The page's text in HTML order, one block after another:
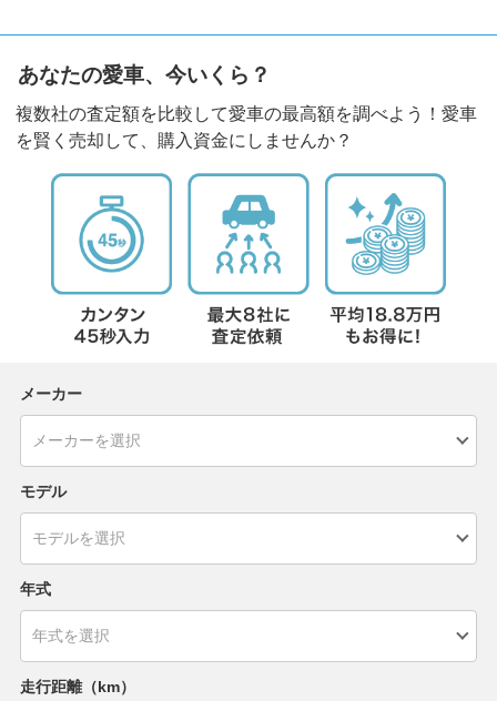
あなたの愛車、今いくら？
複数社の査定額を比較して愛車の最高額を調べよう！愛車
を賢く売却して、購入資金にしませんか？
メーカー
モデル
年式
走行距離（km）